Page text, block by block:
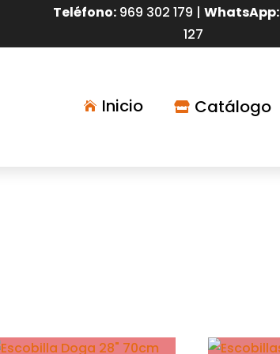
Teléfono: 969 302 179 |WhatsApp:
127
 Inicio  Catálogo